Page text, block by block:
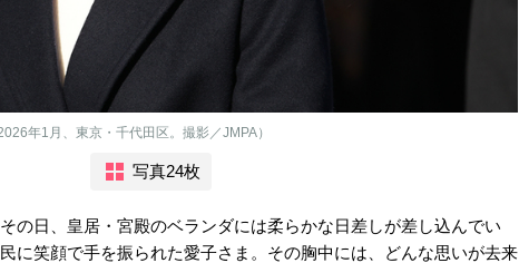
年1月、東京・千代田区。撮影／JMPA）
写真24枚
の日、皇居・宮殿のベランダには柔らかな日差しが差し込んでい
に笑顔で手を振られた愛子さま。その胸中には、どんな思いが去来